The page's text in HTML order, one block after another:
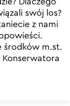
swój los?
z nami
środków m.st.
Konserwatora